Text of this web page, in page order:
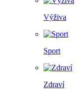
Výživa
Sport
Zdraví